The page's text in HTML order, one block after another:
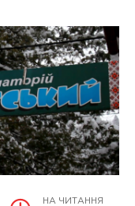
НА ЧИТАННЯ